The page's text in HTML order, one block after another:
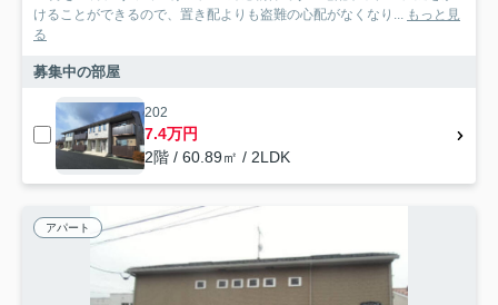
けることができるので、置き配よりも盗難の心配がなくなり...
もっと見
る
募集中の部屋
202
7.4万円
2階 / 60.89㎡ / 2LDK
アパート